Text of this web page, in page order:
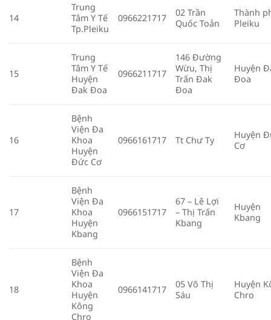
14
Trung
Tâm Y Tế
Tp.Pleiku
0966221717
02 Trần
Quốc Toản
Thành
Pleiku
15
Trung
Tâm Y Tế
Huyện
Đak Đoa
0966211717
146 Đường
Wừu, Thị
Trấn Đak
Đoa
Huyện
Đoa
16
Bệnh
Viện Đa
Khoa
Huyện
Đức Cơ
0966161717 Tt Chư Ty
Huyện
Cơ
17
Bệnh
Viện Đa
Khoa
Huyện
Kbang
0966151717
67 – Lê Lợi
– Thị Trấn
Kbang
Huyện
Kbang
18
Bệnh
Viện Đa
Khoa
Huyện
Kông
Chro
0966141717
05 Võ Thị
Sáu
Huyện
Chro